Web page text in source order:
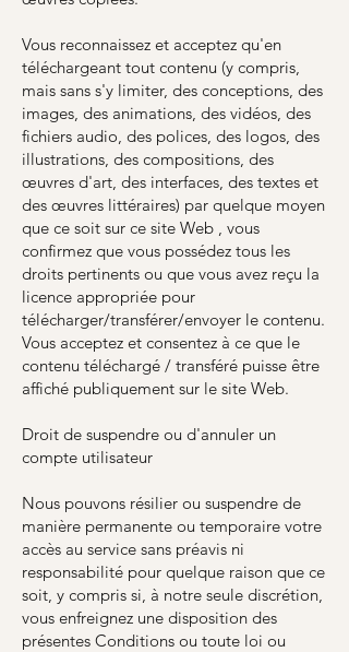
Vous reconnaissez et acceptez qu'en
téléchargeant tout contenu (y compris,
mais sans s'y limiter, des conceptions, des
images, des animations, des vidéos, des
fichiers audio, des polices, des logos, des
illustrations, des compositions, des
œuvres d'art, des interfaces, des textes et
des œuvres littéraires) par quelque moyen
que ce soit sur ce site Web , vous
confirmez que vous possédez tous les
droits pertinents ou que vous avez reçu la
licence appropriée pour
télécharger/transférer/envoyer le contenu.
Vous acceptez et consentez à ce que le
contenu téléchargé / transféré puisse être
affiché publiquement sur le site Web.
Droit de suspendre ou d'annuler un
compte utilisateur
Nous pouvons résilier ou suspendre de
manière permanente ou temporaire votre
accès au service sans préavis ni
responsabilité pour quelque raison que ce
soit, y compris si, à notre seule discrétion,
vous enfreignez une disposition des
présentes Conditions ou toute loi ou